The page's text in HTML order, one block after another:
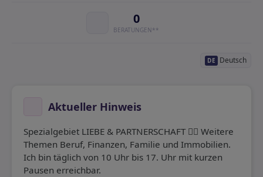
0
BERATUNGEN**
DE Deutsch
Aktueller Hinweis
Spezialgebiet LIEBE & PARTNERSCHAFT ❤️‍🔥 Weitere
Themen Beruf, Finanzen, Familie und Immobilien.
Ich bin täglich von 10 Uhr bis 17. Uhr mit kurzen
Pausen erreichbar.